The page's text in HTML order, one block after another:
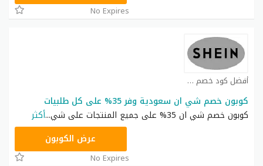
No Expires
أفضل كود خصم شي ان كوبون
كوبون خصم شي ان سعودية وفر 35% على كل طلبيات
كوبون خصم شي ان 35% على جميع المنتجات على شي
...أكثر
عرض الكوبون
No Expires